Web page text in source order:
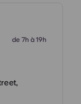
de 7h à 19h